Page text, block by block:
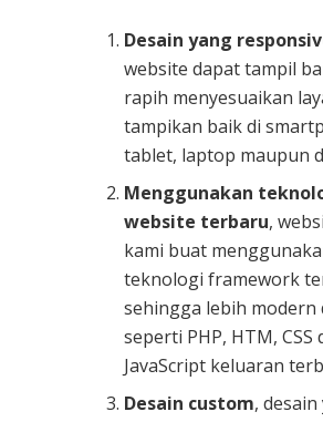
Desain yang
website dapat tampil
rapih menyesuaikan
tampikan baik di
tablet, laptop maupun
Menggunakan
website terbaru,
kami buat
teknologi framework
sehingga lebih modern
seperti PHP, HTM, CSS
JavaScript keluaran
Desain custom,